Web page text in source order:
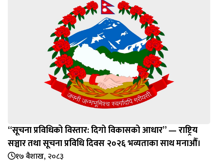
“सूचना प्रविधिको विस्तार: दिगो विकासको आधार” — राष्ट्रिय
सञ्चार तथा सूचना प्रविधि दिवस २०२६ भव्यताका साथ मनाऔँ।
१७ बैशाख, २०८३